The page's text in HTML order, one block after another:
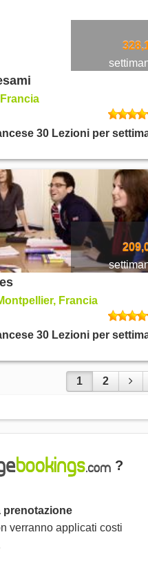
30 Lezioni per
Francia
30 Lezioni per
1 2
?
prenotazione
verranno applicati costi